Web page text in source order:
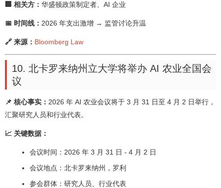
🏢 相关方： 华盛顿政策制定者、AI 企业
📅 时间线： 2026 年支出激增 → 监管讨论升温
🔗 来源： Bloomberg Law
10. 北卡罗来纳州立大学将举办 AI 农业全国会
议
📌 核心事实： 2026 年 AI 农业会议将于 3 月 31 日至 4 月 2 日举行，
汇聚研究人员和行业代表。
📈 关键数据：
会议时间：2026 年 3 月 31 日 - 4 月 2 日
会议地点：北卡罗来纳州，罗利
参会群体：研究人员、行业代表